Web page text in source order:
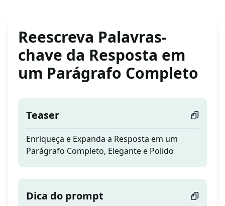
Reescreva Palavras-
chave da Resposta em
um Parágrafo Completo
Teaser
Enriqueça e Expanda a Resposta em um
Parágrafo Completo, Elegante e Polido
Dica do prompt